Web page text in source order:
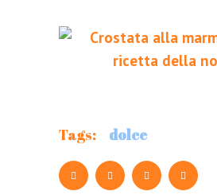
Tags: dolce
address. You will
create a new password
RESET